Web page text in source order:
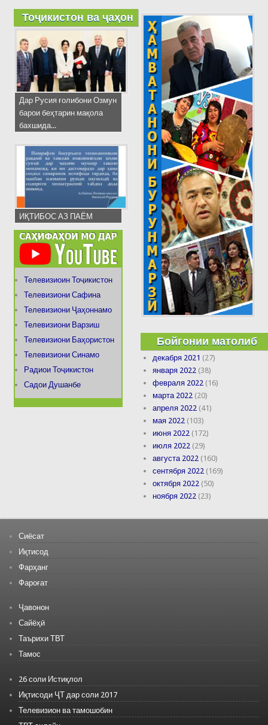
Тоҷикистон ва ҷаҳон
Дар Русия ғолибони Озмун
барои беҳтарин мақола
бахшида...
ИҚТИБОС АЗ ПАЁМ
Телевизиоин Тоҷикистон
Телевизиони Сафина
Телевизиони Ҷаҳоннамо
Телевизиони Варзиш
Телевизиони Баҳористон
Телевизиони Синамо
Радиои Тоҷикистон
Садои Душанбе
Бойгонии матолиб
декабря 2021 (27)
января 2022 (38)
февраля 2022 (16)
марта 2022 (20)
апреля 2022 (41)
мая 2022 (103)
июня 2022 (172)
июля 2022 (29)
августа 2022 (160)
сентября 2022 (169)
октября 2022 (50)
ноября 2022 (23)
Сиёсат
Иқтисод
Фарҳанг
Фароғат
Ҷавонон
Сайёҳӣ
Таърихи ТВТ
Тамос
26 соли Истиқлол
Иқтисоди ҶТ дар соли 2017
Телевизион ва тамошобин